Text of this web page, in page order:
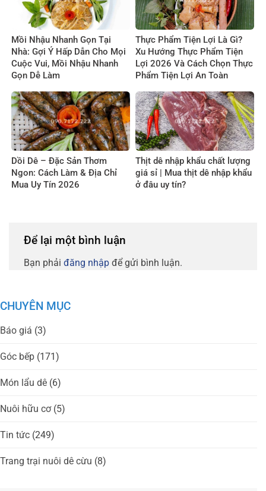
Mồi Nhậu Nhanh Gọn Tại
Nhà: Gợi Ý Hấp Dẫn Cho Mọi
Cuộc Vui, Mồi Nhậu Nhanh
Gọn Dễ Làm
Thực Phẩm Tiện Lợi Là Gì?
Xu Hướng Thực Phẩm Tiện
Lợi 2026 Và Cách Chọn Thực
Phẩm Tiện Lợi An Toàn
Dồi Dê – Đặc Sản Thơm
Ngon: Cách Làm & Địa Chỉ
Mua Uy Tín 2026
Thịt dê nhập khẩu chất lượng
giá sỉ | Mua thịt dê nhập khẩu
ở đâu uy tín?
Để lại một bình luận
Bạn phải đăng nhập để gửi bình luận.
CHUYÊN MỤC
Báo giá (3)
Góc bếp (171)
Món lẩu dê (6)
Nuôi hữu cơ(5)
Tin tức (249)
Trang trại nuôi dê cừu (8)